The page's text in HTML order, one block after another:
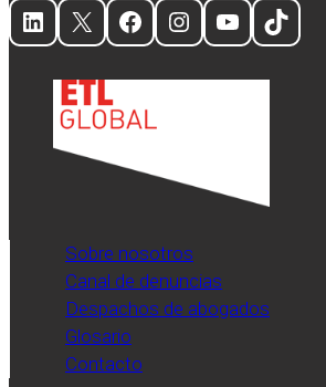
LinkedIn
X Facebook
Instagram
YouTube
TikTok
Sobre nosotros
Canal de denuncias
Despachos de abogados
Glosario
Contacto